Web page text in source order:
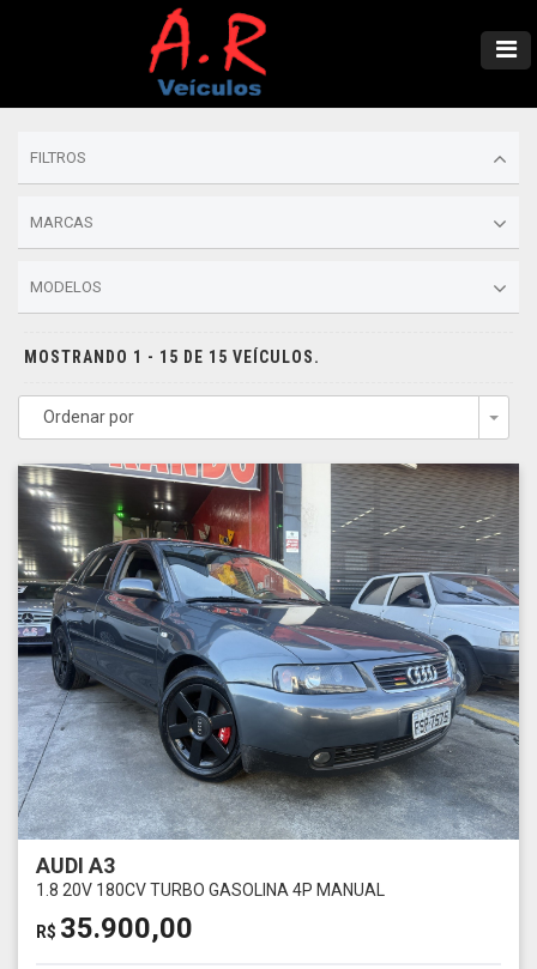
FILTROS
MARCAS
MODELOS
MOSTRANDO 1 - 15 DE 15 VEÍCULOS.
Ordenar por
AUDI A3
1.8 20V 180CV TURBO GASOLINA 4P MANUAL
R$ 35.900,00